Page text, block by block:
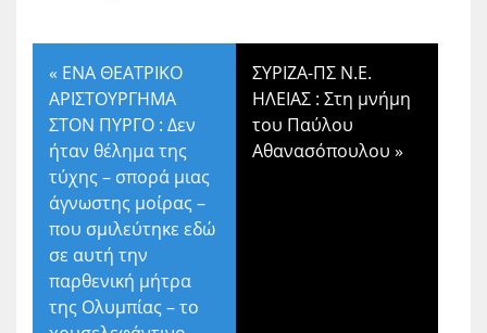
« ΕΝΑ ΘΕΑΤΡΙΚΟ
ΑΡΙΣΤΟΥΡΓΗΜΑ
ΣΤΟΝ ΠΥΡΓΟ : Δεν
ήταν θέλημα της
τύχης – σπορά μιας
άγνωστης μοίρας –
που σμιλεύτηκε εδώ
σε αυτή την
παρθενική μήτρα
της Ολυμπίας – το
ΣΥΡΙΖΑ-ΠΣ Ν.Ε.
ΗΛΕΙΑΣ : Στη μνήμη
του Παύλου
Αθανασόπουλου »